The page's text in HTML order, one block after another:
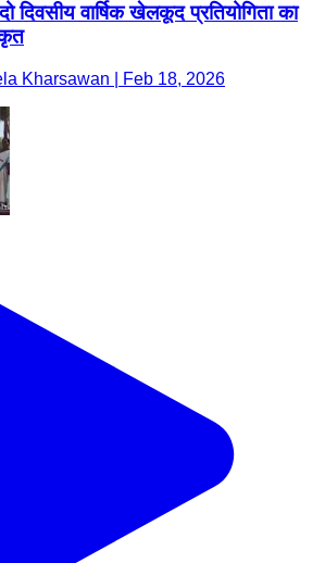
दिवसीय वार्षिक खेलकूद प्रतियोगिता का
Kharsawan | Feb 18, 2026